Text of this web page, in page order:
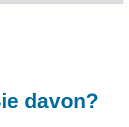
davon?